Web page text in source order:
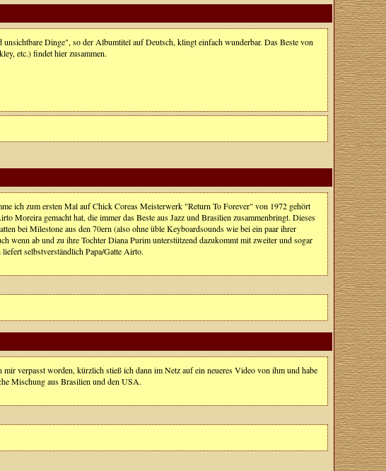
Dinge", so der Albumtitel auf Deutsch, klingt einfach wunderbar. Das Beste von
etc.) findet hier zusammen.
ich zum ersten Mal auf Chick Coreas Meisterwerk "Return To Forever" von 1972 gehört
Moreira gemacht hat, die immer das Beste aus Jazz und Brasilien zusammenbringt. Dieses
bei Milestone aus den 70ern (also ohne üble Keyboardsounds wie bei ein paar ihrer
wenn ab und zu ihre Tochter Diana Purim unterstützend dazukommt mit zweiter und sogar
selbstverständlich Papa/Gatte Airto.
verpasst worden, kürzlich stieß ich dann im Netz auf ein neueres Video von ihm und habe
Mischung aus Brasilien und den USA.